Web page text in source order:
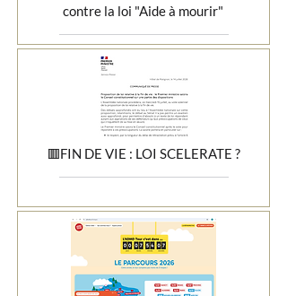
contre la loi "Aide à mourir"
🟥FIN DE VIE : LOI SCELERATE ?